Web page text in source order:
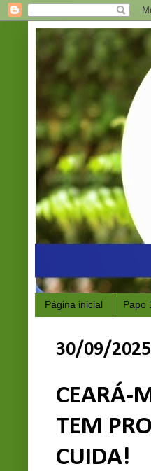
Página inicial Papo
30/09/2025
CEARÁ-
TEM
CUIDA!